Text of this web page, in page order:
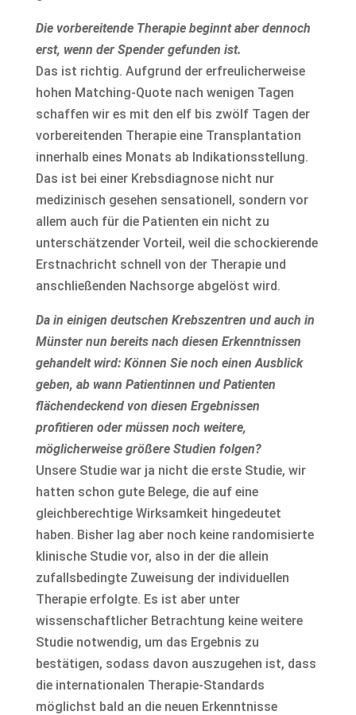
Die vorbereitende Therapie beginnt aber dennoch
erst, wenn der Spender gefunden ist.
Das ist richtig. Aufgrund der erfreulicherweise
hohen Matching-Quote nach wenigen Tagen
schaffen wir es mit den elf bis zwölf Tagen der
vorbereitenden Therapie eine Transplantation
innerhalb eines Monats ab Indikationsstellung.
Das ist bei einer Krebsdiagnose nicht nur
medizinisch gesehen sensationell, sondern vor
allem auch für die Patienten ein nicht zu
unterschätzender Vorteil, weil die schockierende
Erstnachricht schnell von der Therapie und
anschließenden Nachsorge abgelöst wird.
Da in einigen deutschen Krebszentren und auch in
Münster nun bereits nach diesen Erkenntnissen
gehandelt wird: Können Sie noch einen Ausblick
geben, ab wann Patientinnen und Patienten
flächendeckend von diesen Ergebnissen
profitieren oder müssen noch weitere,
möglicherweise größere Studien folgen?
Unsere Studie war ja nicht die erste Studie, wir
hatten schon gute Belege, die auf eine
gleichberechtige Wirksamkeit hingedeutet
haben. Bisher lag aber noch keine randomisierte
klinische Studie vor, also in der die allein
zufallsbedingte Zuweisung der individuellen
Therapie erfolgte. Es ist aber unter
wissenschaftlicher Betrachtung keine weitere
Studie notwendig, um das Ergebnis zu
bestätigen, sodass davon auszugehen ist, dass
die internationalen Therapie-Standards
möglichst bald an die neuen Erkenntnisse